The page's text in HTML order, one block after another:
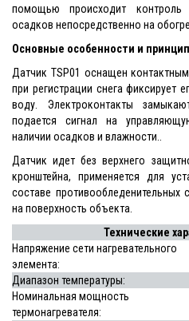
помощью происходит
осадков непосредственно на
Основные особенности и
Датчик TSP01 оснащен
при регистрации снега фиксирует
воду. Электроконтакты
подается сигнал на
наличии осадков и влажности..
Датчик идет без верхнего
кронштейна, применяется для
составе противообледенительных
на поверхность объекта.
Технические
Напряжение сети нагревательного
элемента:
Диапазон температуры:
Номинальная мощность
термонагревателя: